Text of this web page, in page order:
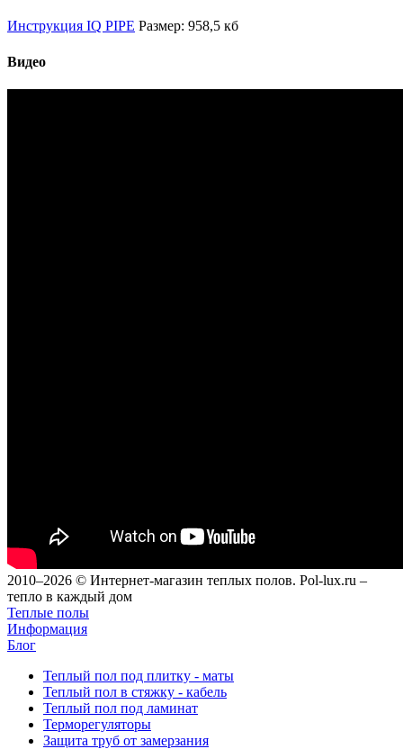
Инструкция IQ PIPE Размер: 958,5 кб
Видео
2010–2026 © Интернет-магазин теплых полов. Pol-lux.ru –
тепло в каждый дом
Теплые полы
Информация
Блог
Теплый пол под плитку - маты
Теплый пол в стяжку - кабель
Теплый пол под ламинат
Терморегуляторы
Защита труб от замерзания